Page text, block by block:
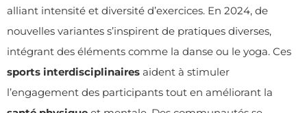
alliant intensité et diversité d’exercices. En 2024, de
nouvelles variantes s’inspirent de pratiques diverses,
intégrant des éléments comme la danse ou le yoga. Ces
sports interdisciplinaires aident à stimuler
l’engagement des participants tout en améliorant la